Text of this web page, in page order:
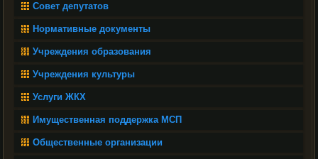
Совет депутатов
Нормативные документы
Учреждения образования
Учреждения культуры
Услуги ЖКХ
Имущественная поддержка МСП
Общественные организации